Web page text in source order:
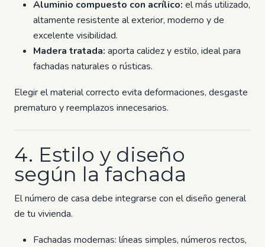
Aluminio compuesto con acrílico: el más utilizado,
altamente resistente al exterior, moderno y de
excelente visibilidad.
Madera tratada: aporta calidez y estilo, ideal para
fachadas naturales o rústicas.
Elegir el material correcto evita deformaciones, desgaste
prematuro y reemplazos innecesarios.
4. Estilo y diseño
según la fachada
El número de casa debe integrarse con el diseño general
de tu vivienda.
Fachadas modernas: líneas simples, números rectos,